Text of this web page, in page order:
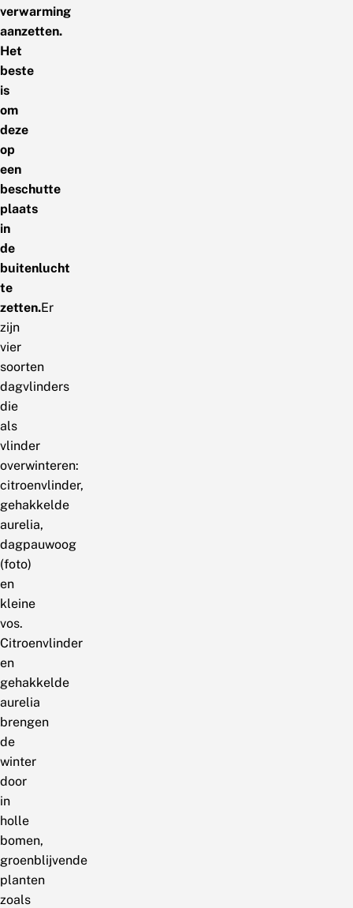
verwarming
aanzetten.
Het
beste
is
om
deze
op
een
beschutte
plaats
in
de
buitenlucht
te
zetten.Er
zijn
vier
soorten
dagvlinders
die
als
vlinder
overwinteren:
citroenvlinder,
gehakkelde
aurelia,
dagpauwoog
(foto)
en
kleine
vos.
Citroenvlinder
en
gehakkelde
aurelia
brengen
de
winter
door
in
holle
bomen,
groenblijvende
planten
zoals